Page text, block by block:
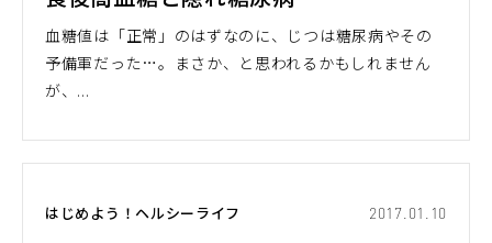
血糖値は「正常」のはずなのに、じつは糖尿病やその
予備軍だった…。まさか、と思われるかもしれません
が、...
はじめよう！ヘルシーライフ 2017.01.10